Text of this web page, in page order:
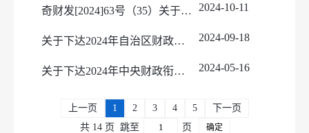
2023年预算及三公经费
2023年决算及三公经费
2025年预算及三公经费
2026年预算及三公经费
奇财发[2024]63号（35）关于下达2024年州本级财政衔接推进乡村振兴补助资金预算的通知 2024-10-11
关于下达2024年自治区财政衔接推进乡村振兴补助资金（巩固拓展脱贫攻坚成果和乡村振兴任务）预算的通知 2024-09-18
关于下达2024年中央财政衔接推进乡村振兴补助资金预算的通知 2024-05-16
上一页 1 2 3 4 5
下一页
共 14 页
跳至 页 确定